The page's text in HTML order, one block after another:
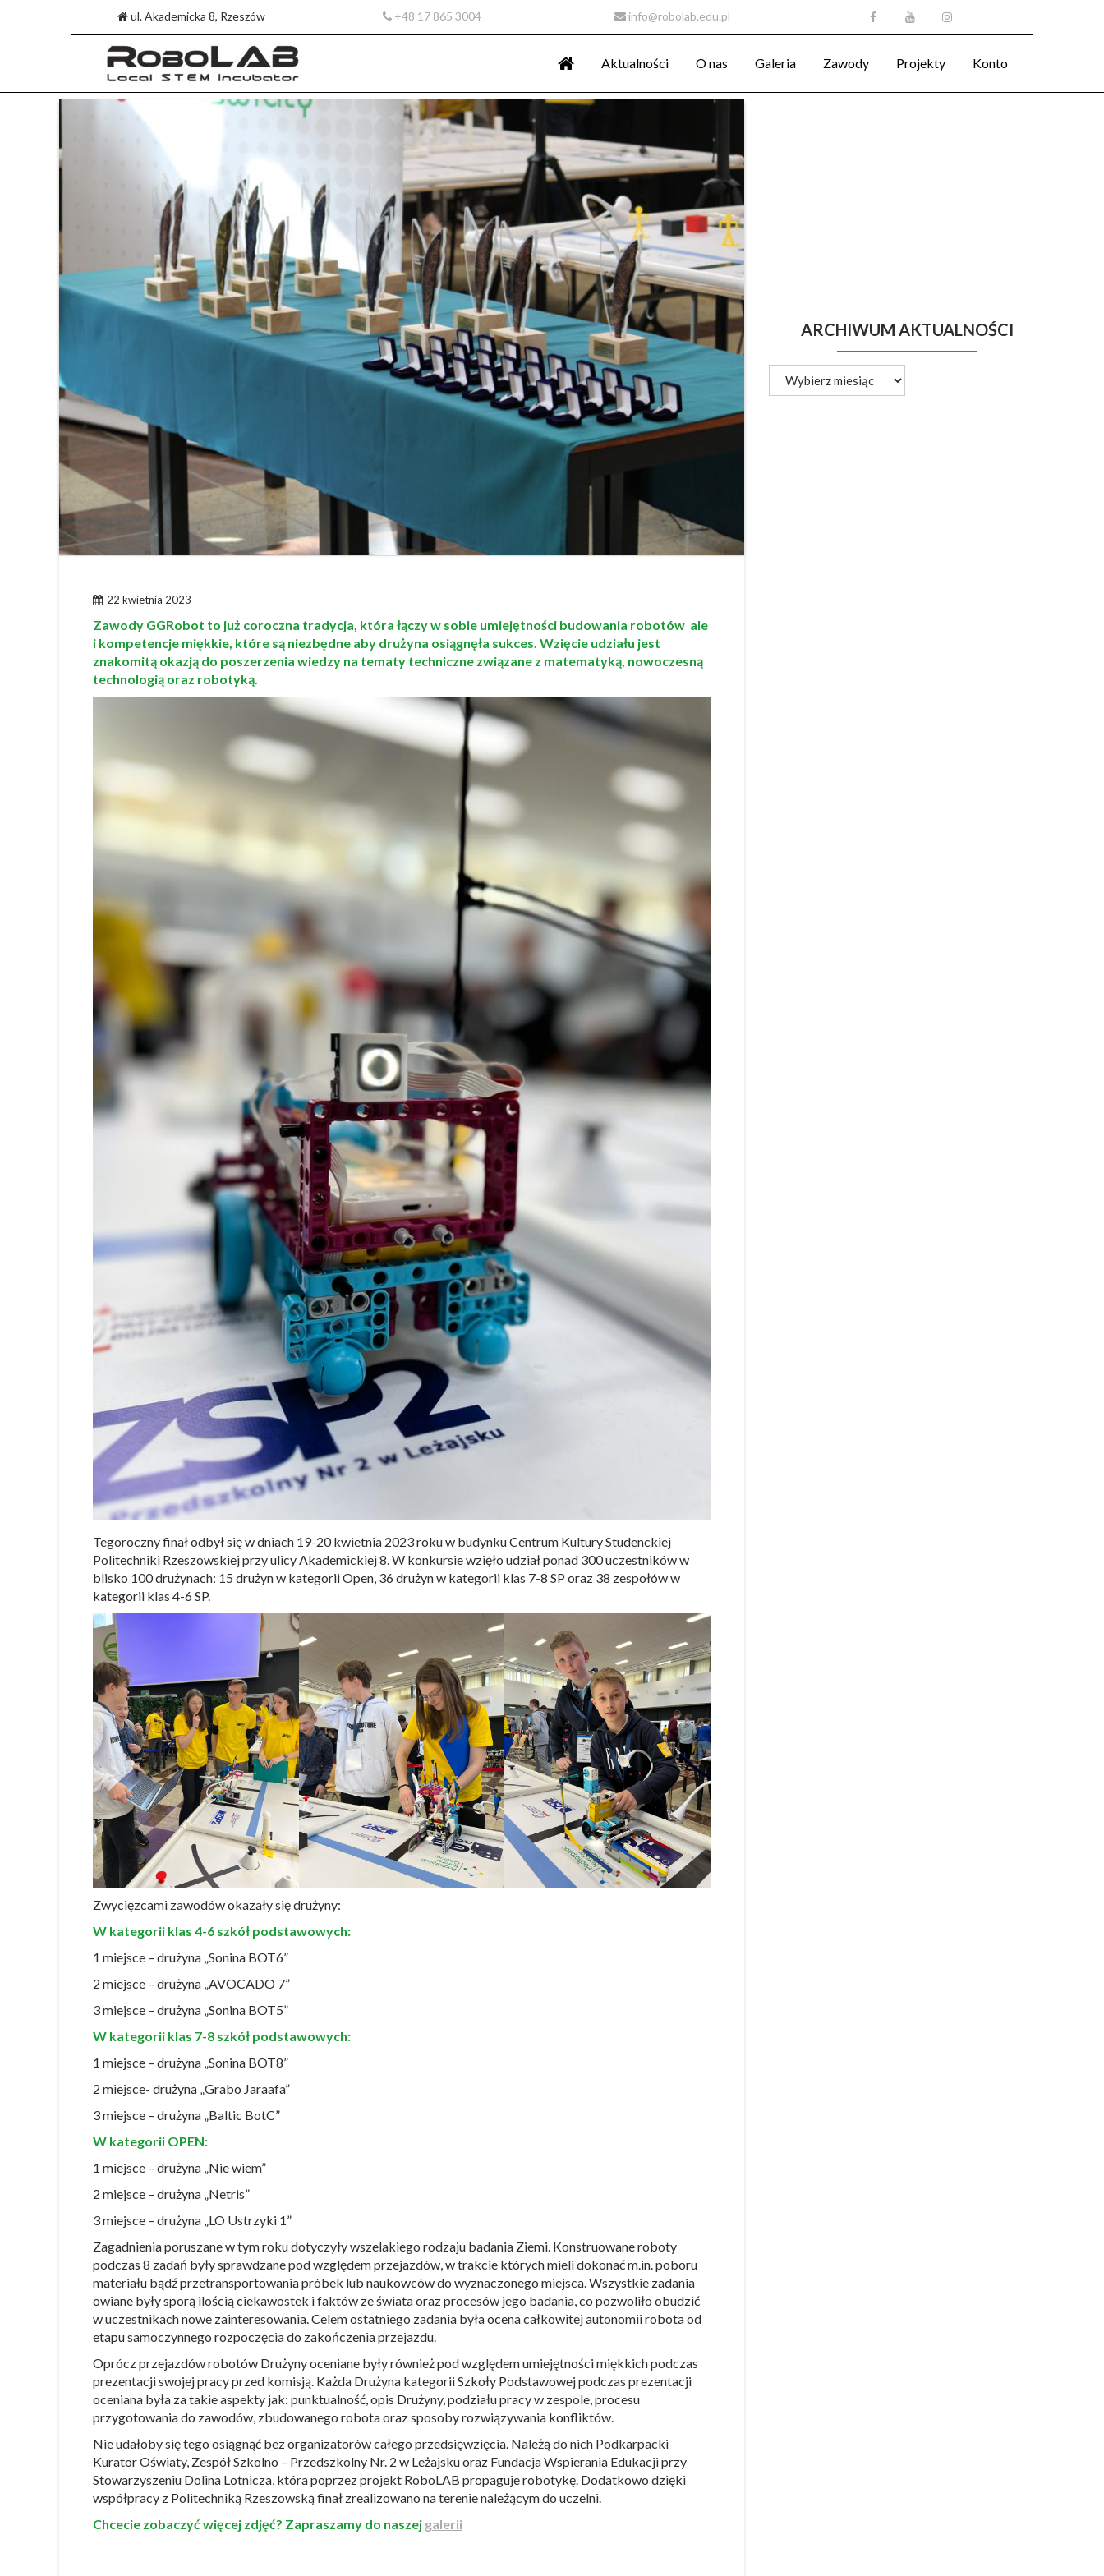
ul. Akademicka 8, Rzeszów +48 17 865 3004 info@robolab.edu.pl
Aktualności O nas Galeria Zawody Projekty Konto
22 kwietnia 2023
Zawody GGRobot to już coroczna tradycja, która łączy w sobie umiejętności budowania robotów ale
i kompetencje miękkie, które są niezbędne aby drużyna osiągnęła sukces. Wzięcie udziału jest
znakomitą okazją do poszerzenia wiedzy na tematy techniczne związane z matematyką, nowoczesną
technologią oraz robotyką.
Tegoroczny finał odbył się w dniach 19-20 kwietnia 2023 roku w budynku Centrum Kultury Studenckiej
Politechniki Rzeszowskiej przy ulicy Akademickiej 8. W konkursie wzięło udział ponad 300 uczestników w
blisko 100 drużynach: 15 drużyn w kategorii Open, 36 drużyn w kategorii klas 7-8 SP oraz 38 zespołów w
kategorii klas 4-6 SP.
Zwycięzcami zawodów okazały się drużyny:
W kategorii klas 4-6 szkół podstawowych:
1 miejsce – drużyna „Sonina BOT6”
2 miejsce – drużyna „AVOCADO 7”
3 miejsce – drużyna „Sonina BOT5”
W kategorii klas 7-8 szkół podstawowych:
1 miejsce – drużyna „Sonina BOT8”
2 miejsce- drużyna „Grabo Jaraafa”
3 miejsce – drużyna „Baltic BotC”
W kategorii OPEN:
1 miejsce – drużyna „Nie wiem”
2 miejsce – drużyna „Netris”
3 miejsce – drużyna „LO Ustrzyki 1”
Zagadnienia poruszane w tym roku dotyczyły wszelakiego rodzaju badania Ziemi. Konstruowane roboty
podczas 8 zadań były sprawdzane pod względem przejazdów, w trakcie których mieli dokonać m.in. poboru
materiału bądź przetransportowania próbek lub naukowców do wyznaczonego miejsca. Wszystkie zadania
owiane były sporą ilością ciekawostek i faktów ze świata oraz procesów jego badania, co pozwoliło obudzić
w uczestnikach nowe zainteresowania. Celem ostatniego zadania była ocena całkowitej autonomii robota od
etapu samoczynnego rozpoczęcia do zakończenia przejazdu.
Oprócz przejazdów robotów Drużyny oceniane były również pod względem umiejętności miękkich podczas
prezentacji swojej pracy przed komisją. Każda Drużyna kategorii Szkoły Podstawowej podczas prezentacji
oceniana była za takie aspekty jak: punktualność, opis Drużyny, podziału pracy w zespole, procesu
przygotowania do zawodów, zbudowanego robota oraz sposoby rozwiązywania konfliktów.
Nie udałoby się tego osiągnąć bez organizatorów całego przedsięwzięcia. Należą do nich Podkarpacki
Kurator Oświaty, Zespół Szkolno – Przedszkolny Nr. 2 w Leżajsku oraz Fundacja Wspierania Edukacji przy
Stowarzyszeniu Dolina Lotnicza, która poprzez projekt RoboLAB propaguje robotykę. Dodatkowo dzięki
współpracy z Politechniką Rzeszowską finał zrealizowano na terenie należącym do uczelni.
Chcecie zobaczyć więcej zdjęć? Zapraszamy do naszej galerii
ARCHIWUM AKTUALNOŚCI
Archiwum
aktualności